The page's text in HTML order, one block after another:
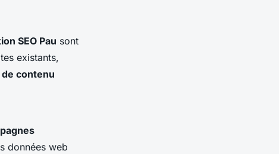
SEO Pau sont
existants,
contenu
données web